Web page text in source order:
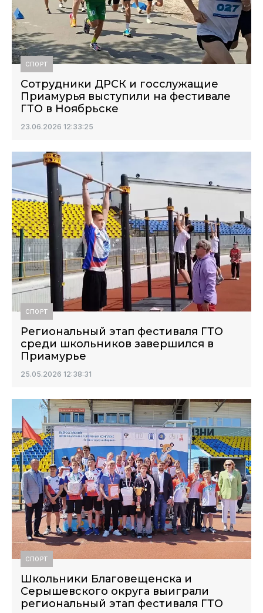
СПОРТ
Сотрудники ДРСК и госслужащие
Приамурья выступили на фестивале
ГТО в Ноябрьске
23.06.2026 12:33:25
СПОРТ
Региональный этап фестиваля ГТО
среди школьников завершился в
Приамурье
25.05.2026 12:38:31
СПОРТ
Школьники Благовещенска и
Серышевского округа выиграли
региональный этап фестиваля ГТО